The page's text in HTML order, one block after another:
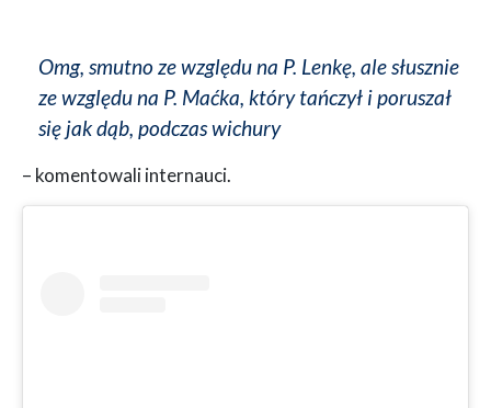
Omg, smutno ze względu na P. Lenkę, ale słusznie
ze względu na P. Maćka, który tańczył i poruszał
się jak dąb, podczas wichury
– komentowali internauci.